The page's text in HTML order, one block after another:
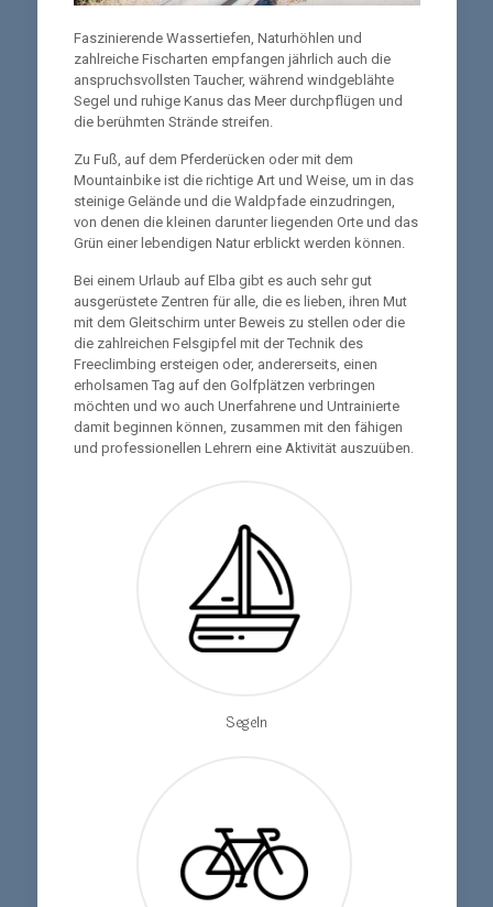
Faszinierende Wassertiefen, Naturhöhlen und
zahlreiche Fischarten empfangen jährlich auch die
anspruchsvollsten Taucher, während windgeblähte
Segel und ruhige Kanus das Meer durchpflügen und
die berühmten Strände streifen.
Zu Fuß, auf dem Pferderücken oder mit dem
Mountainbike ist die richtige Art und Weise, um in das
steinige Gelände und die Waldpfade einzudringen,
von denen die kleinen darunter liegenden Orte und das
Grün einer lebendigen Natur erblickt werden können.
Bei einem Urlaub auf Elba gibt es auch sehr gut
ausgerüstete Zentren für alle, die es lieben, ihren Mut
mit dem Gleitschirm unter Beweis zu stellen oder die
die zahlreichen Felsgipfel mit der Technik des
Freeclimbing ersteigen oder, andererseits, einen
erholsamen Tag auf den Golfplätzen verbringen
möchten und wo auch Unerfahrene und Untrainierte
damit beginnen können, zusammen mit den fähigen
und professionellen Lehrern eine Aktivität auszuüben.
Segeln